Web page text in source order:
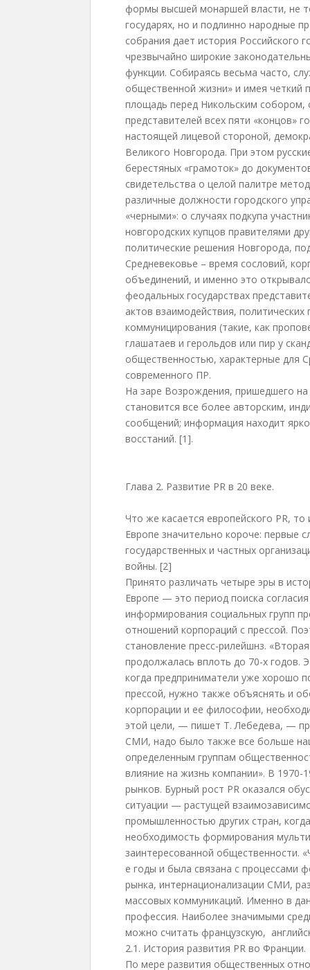
формы высшей монаршей власти, не
государях, но и подлинно народные
собрания дает история Российского
чрезвычайно широкие
функции. Собираясь весьма часто,
общественной жизни» и имея четкий
площадь перед Никольским собором,
представителей всех пяти «концов»
настоящей лицевой стороной,
Великого Новгорода. При этом
берестяных «грамоток» до
свидетельства о целой палитре
различные должности городского
«черными»: о случаях подкупа
новгородских купцов правителями
политические решения Новгорода,
Средневековье – время сословий,
объединений, и именно это
феодальных государствах
актов взаимодействия,
коммуницирования (такие, как
глашатаев и герольдов или пир у
общественностью, характерные для
современного ПР.
На заре Возрождения, пришедшего
становится все более авторским,
сообщений; информация находит
восстаний. [1].
Глава 2. Развитие PR в 20 веке.
Что же касается европейского PR, то
Европе значительно короче: первые
государственных и частных
войны. [2]
Принято различать четыре эры в
Европе — это период поиска
информирования социальных групп
отношений корпораций с прессой.
становление пресс-рилейшнз.
продолжалась вплоть до 70-х
когда предприниматели уже хорошо
прессой, нужно также объяснять и
корпорации и ее философии,
этой цели, — пишет Т. Лебедева, —
СМИ, надо было также все больше
определенным группам
влияние на жизнь компании». В
рынков. Бурный рост PR оказался
ситуации — растущей
промышленностью других стран,
необходимость формирования
заинтересованной общественности.
е годы и была связана с процессами
рынка, интернационализации СМИ,
массовых коммуникаций. Именно в
профессия. Наиболее значимыми
можно считать французскую,
2.1. История развития PR во Франции.
По мере развития общественных